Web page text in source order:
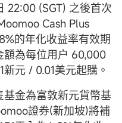
22:00 (SGT) 之後首次
Cash Plus
的年化收益率有效期
額為每位用户 60,000
元 / 0.01美元起購。
金為富敦新元貨幣基
證券(新加坡)將補